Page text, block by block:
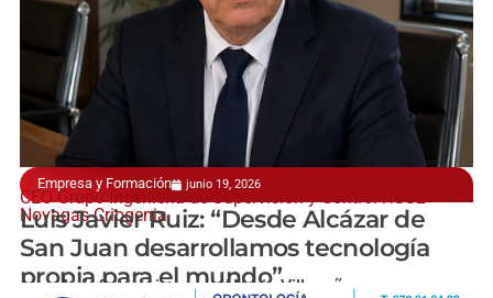
Empresa y Formación junio 19, 2026
CEO Grupo Ingeniería de Supervisión y Control-RGS2–
Novagas Criogenia
Luis Javier Ruiz: “Desde Alcázar de
San Juan desarrollamos tecnología
propia para el mundo”
manchainformacion.com / Nuria Villacañas